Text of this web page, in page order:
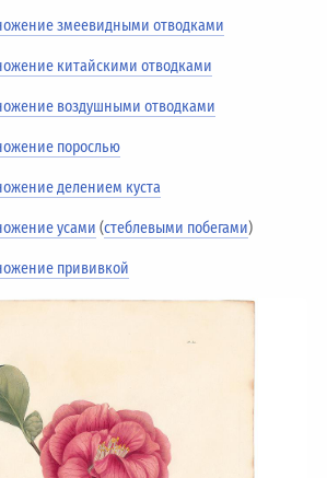
змеевидными отводками
китайскими отводками
воздушными отводками
порослью
делением куста
усами (стеблевыми побегами)
прививкой